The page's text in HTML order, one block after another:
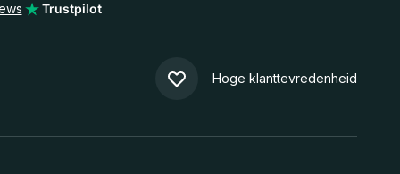
Trustpilot
Hoge klanttevredenheid